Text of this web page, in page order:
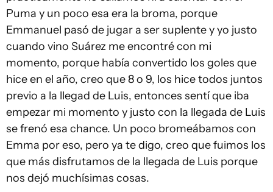
Puma y un poco esa era la broma, porque
Emmanuel pasó de jugar a ser suplente y yo justo
cuando vino Suárez me encontré con mi
momento, porque había convertido los goles que
hice en el año, creo que 8 o 9, los hice todos juntos
previo a la llegad de Luis, entonces sentí que iba
empezar mi momento y justo con la llegada de Luis
se frenó esa chance. Un poco bromeábamos con
Emma por eso, pero ya te digo, creo que fuimos los
que más disfrutamos de la llegada de Luis porque
nos dejó muchísimas cosas.